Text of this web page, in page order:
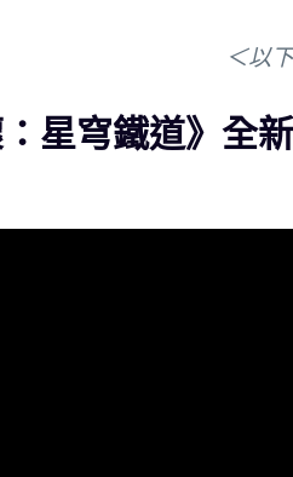
＜以
：星穹鐵道》全